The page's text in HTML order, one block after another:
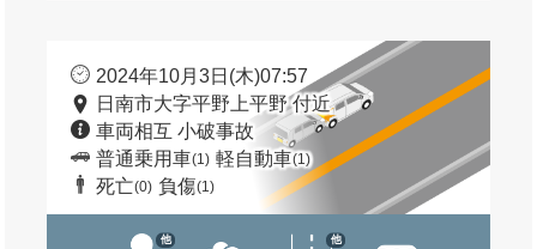
2024年10月3日(木)07:57
日南市大字平野上平野 付近
車両相互 小破事故
普通乗用車(1) 軽自動車(1)
死亡(0) 負傷(1)
他 他